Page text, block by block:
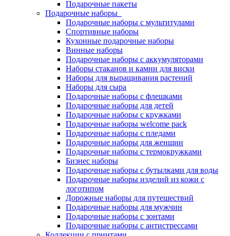
Подарочные пакеты
Подарочные наборы
Подарочные наборы с мультитулами
Спортивные наборы
Кухонные подарочные наборы
Винные наборы
Подарочные наборы с аккумуляторами
Наборы стаканов и камни для виски
Наборы для выращивания растений
Наборы для сыра
Подарочные наборы с флешками
Подарочные наборы для детей
Подарочные наборы с кружками
Подарочные наборы welcome pack
Подарочные наборы с пледами
Подарочные наборы для женщин
Подарочные наборы с термокружками
Бизнес наборы
Подарочные наборы с бутылками для воды
Подарочные наборы изделий из кожи с
логотипом
Дорожные наборы для путешествий
Подарочные наборы для мужчин
Подарочные наборы с зонтами
Подарочные наборы с антистрессами